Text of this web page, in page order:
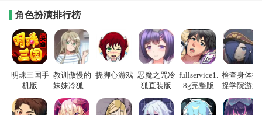
角色扮演排行榜
明珠三国手
机版
教训傲慢的
妹妹冷狐游
挠脚心游戏 恶魔之咒冷
狐直装版
fullservice1.
8g完整版
检查身体捕
捉学院游戏